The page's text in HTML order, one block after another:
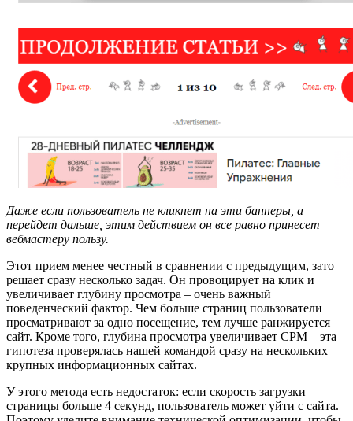
Даже если пользователь не кликнет на эти баннеры, а
перейдет дальше, этим действием он все равно принесет
вебмастеру пользу.
Этот прием менее честный в сравнении с предыдущим, зато
решает сразу несколько задач. Он провоцирует на клик и
увеличивает глубину просмотра – очень важный
поведенческий фактор. Чем больше страниц пользователи
просматривают за одно посещение, тем лучше ранжируется
сайт. Кроме того, глубина просмотра увеличивает CPM – эта
гипотеза проверялась нашей командой сразу на нескольких
крупных информационных сайтах.
У этого метода есть недостаток: если скорость загрузки
страницы больше 4 секунд, пользователь может уйти с сайта.